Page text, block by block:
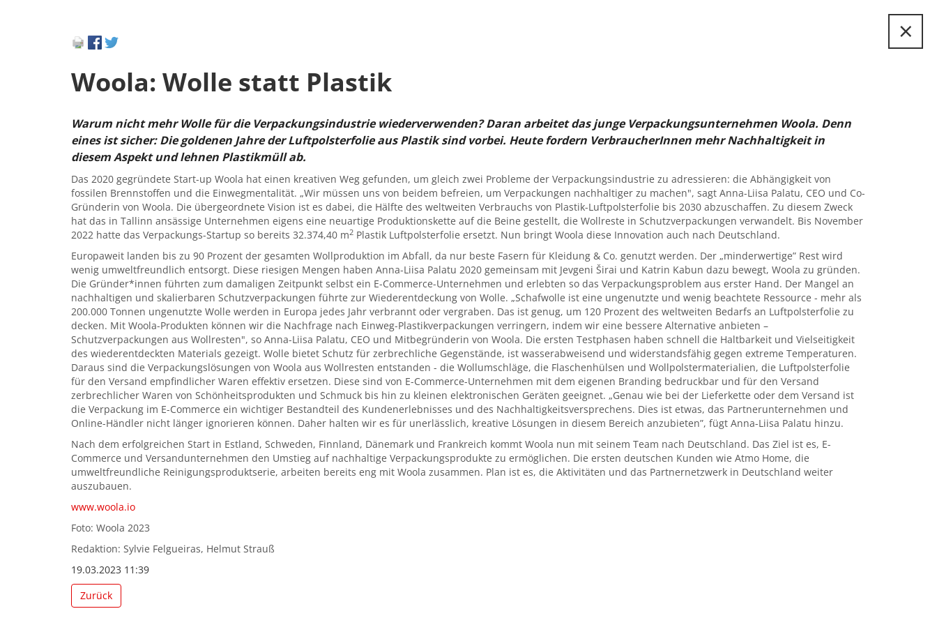
×
Woola: Wolle statt Plastik
Warum nicht mehr Wolle für die Verpackungsindustrie wiederverwenden? Daran arbeitet das junge Verpackungsunternehmen Woola. Denn
eines ist sicher: Die goldenen Jahre der Luftpolsterfolie aus Plastik sind vorbei. Heute fordern VerbraucherInnen mehr Nachhaltigkeit in
diesem Aspekt und lehnen Plastikmüll ab.
Das 2020 gegründete Start-up Woola hat einen kreativen Weg gefunden, um gleich zwei Probleme der Verpackungsindustrie zu adressieren: die Abhängigkeit von
fossilen Brennstoffen und die Einwegmentalität. „Wir müssen uns von beidem befreien, um Verpackungen nachhaltiger zu machen", sagt Anna-Liisa Palatu, CEO und Co-
Gründerin von Woola. Die übergeordnete Vision ist es dabei, die Hälfte des weltweiten Verbrauchs von Plastik-Luftpolsterfolie bis 2030 abzuschaffen. Zu diesem Zweck
hat das in Tallinn ansässige Unternehmen eigens eine neuartige Produktionskette auf die Beine gestellt, die Wollreste in Schutzverpackungen verwandelt. Bis November
2022 hatte das Verpackungs-Startup so bereits 32.374,40 m2 Plastik Luftpolsterfolie ersetzt. Nun bringt Woola diese Innovation auch nach Deutschland.
Europaweit landen bis zu 90 Prozent der gesamten Wollproduktion im Abfall, da nur beste Fasern für Kleidung & Co. genutzt werden. Der „minderwertige” Rest wird
wenig umweltfreundlich entsorgt. Diese riesigen Mengen haben Anna-Liisa Palatu 2020 gemeinsam mit Jevgeni Širai und Katrin Kabun dazu bewegt, Woola zu gründen.
Die Gründer*innen führten zum damaligen Zeitpunkt selbst ein E-Commerce-Unternehmen und erlebten so das Verpackungsproblem aus erster Hand. Der Mangel an
nachhaltigen und skalierbaren Schutzverpackungen führte zur Wiederentdeckung von Wolle. „Schafwolle ist eine ungenutzte und wenig beachtete Ressource - mehr als
200.000 Tonnen ungenutzte Wolle werden in Europa jedes Jahr verbrannt oder vergraben. Das ist genug, um 120 Prozent des weltweiten Bedarfs an Luftpolsterfolie zu
decken. Mit Woola-Produkten können wir die Nachfrage nach Einweg-Plastikverpackungen verringern, indem wir eine bessere Alternative anbieten –
Schutzverpackungen aus Wollresten", so Anna-Liisa Palatu, CEO und Mitbegründerin von Woola. Die ersten Testphasen haben schnell die Haltbarkeit und Vielseitigkeit
des wiederentdeckten Materials gezeigt. Wolle bietet Schutz für zerbrechliche Gegenstände, ist wasserabweisend und widerstandsfähig gegen extreme Temperaturen.
Daraus sind die Verpackungslösungen von Woola aus Wollresten entstanden - die Wollumschläge, die Flaschenhülsen und Wollpolstermaterialien, die Luftpolsterfolie
für den Versand empfindlicher Waren effektiv ersetzen. Diese sind von E-Commerce-Unternehmen mit dem eigenen Branding bedruckbar und für den Versand
zerbrechlicher Waren von Schönheitsprodukten und Schmuck bis hin zu kleinen elektronischen Geräten geeignet. „Genau wie bei der Lieferkette oder dem Versand ist
die Verpackung im E-Commerce ein wichtiger Bestandteil des Kundenerlebnisses und des Nachhaltigkeitsversprechens. Dies ist etwas, das Partnerunternehmen und
Online-Händler nicht länger ignorieren können. Daher halten wir es für unerlässlich, kreative Lösungen in diesem Bereich anzubieten”, fügt Anna-Liisa Palatu hinzu.
Nach dem erfolgreichen Start in Estland, Schweden, Finnland, Dänemark und Frankreich kommt Woola nun mit seinem Team nach Deutschland. Das Ziel ist es, E-
Commerce und Versandunternehmen den Umstieg auf nachhaltige Verpackungsprodukte zu ermöglichen. Die ersten deutschen Kunden wie Atmo Home, die
umweltfreundliche Reinigungsproduktserie, arbeiten bereits eng mit Woola zusammen. Plan ist es, die Aktivitäten und das Partnernetzwerk in Deutschland weiter
auszubauen.
www.woola.io
Foto: Woola 2023
Redaktion: Sylvie Felgueiras, Helmut Strauß
19.03.2023 11:39
Zurück